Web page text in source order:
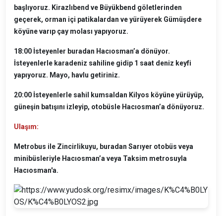
başlıyoruz. Kirazlıbend ve Büyükbend göletlerinden
geçerek, orman içi patikalardan ve yürüyerek Gümüşdere
köyüne varıp çay molası yapıyoruz.
18:00 İsteyenler buradan Hacıosman’a dönüyor.
İsteyenlerle karadeniz sahiline gidip 1 saat deniz keyfi
yapıyoruz. Mayo, havlu getiriniz.
20:00 İsteyenlerle sahil kumsaldan Kilyos köyüne yürüyüp,
güneşin batışını izleyip, otobüsle Hacıosman’a dönüyoruz.
Ulaşım:
Metrobus ile Zincirlikuyu, buradan Sarıyer otobüs veya
minibüsleriyle Hacıosman’a veya Taksim metrosuyla
Hacıosman'a.